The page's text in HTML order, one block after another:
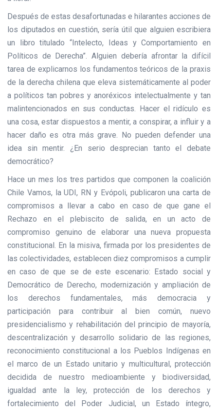
Después de estas desafortunadas e hilarantes acciones de
los diputados en cuestión, sería útil que alguien escribiera
un libro titulado “Intelecto, Ideas y Comportamiento en
Políticos de Derecha”. Alguien debería afrontar la difícil
tarea de explicarnos los fundamentos teóricos de la praxis
de la derecha chilena que eleva sistemáticamente al poder
a políticos tan pobres y anoréxicos intelectualmente y tan
malintencionados en sus conductas. Hacer el ridículo es
una cosa, estar dispuestos a mentir, a conspirar, a influir y a
hacer daño es otra más grave. No pueden defender una
idea sin mentir. ¿En serio desprecian tanto el debate
democrático?
Hace un mes los tres partidos que componen la coalición
Chile Vamos, la UDI, RN y Evópoli, publicaron una carta de
compromisos a llevar a cabo en caso de que gane el
Rechazo en el plebiscito de salida, en un acto de
compromiso genuino de elaborar una nueva propuesta
constitucional. En la misiva, firmada por los presidentes de
las colectividades, establecen diez compromisos a cumplir
en caso de que se de este escenario: Estado social y
Democrático de Derecho, modernización y ampliación de
los derechos fundamentales, más democracia y
participación para contribuir al bien común, nuevo
presidencialismo y rehabilitación del principio de mayoría,
descentralización y desarrollo solidario de las regiones,
reconocimiento constitucional a los Pueblos Indígenas en
el marco de un Estado unitario y multicultural, protección
decidida de nuestro medioambiente y biodiversidad,
igualdad ante la ley, protección de los derechos y
fortalecimiento del Poder Judicial, un Estado íntegro,